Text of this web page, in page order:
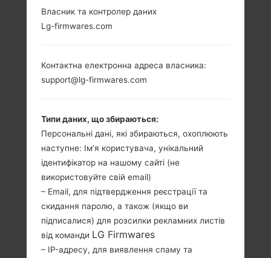
5.0 in (~66.7%
співвідношення
(~294 щільність
пікселів на дюйм)
121 грам (4.27
унції)
Не зємний Li-Ion
1.3 GHz Cortex-A7
Власник та контролер даних
Lg-firmwares.com
Контактна електронна адреса власника:
support@lg-firmwares.com
Типи даних, що збираються:
Персональні дані, які збираються, охоплюють
наступне: Ім’я користувача, унікальний
ідентифікатор на нашому сайті (не
використовуйте свій email)
– Email, для підтвердження реєстрації та
скидання паролю, а також (якщо ви
підписалися) для розсилки рекламних листів
від команди LG Firmwares
– IP-адресу, для виявлення спаму та